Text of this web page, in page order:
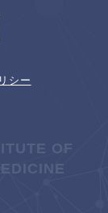
シー
OF